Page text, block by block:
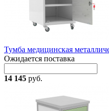
Тумба медицинская
Ожидается поставка
14 145 руб.